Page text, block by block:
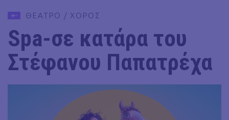
ΘΕΑΤΡΟ / ΧΟΡΟΣ
Spa-σε κατάρα του
Στέφανου Παπατρέχα